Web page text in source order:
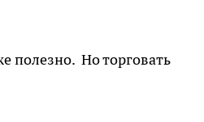
полезно. Но торговать